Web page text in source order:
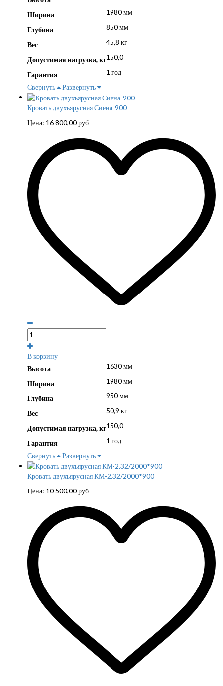
Ширина 1980 мм
Глубина 850 мм
Вес 45,8 кг
Допустимая нагрузка, кг150,0
Гарантия
1 год
Свернуть
Развернуть
Кровать двухъярусная Сиена-900
Цена: 16 800,00руб
В корзину
Высота
1630 мм
Ширина 1980 мм
Глубина 950 мм
Вес 50,9 кг
Допустимая нагрузка, кг150,0
Гарантия
1 год
Свернуть
Развернуть
Кровать двухъярусная КМ-2.32/2000*900
Цена: 10 500,00руб